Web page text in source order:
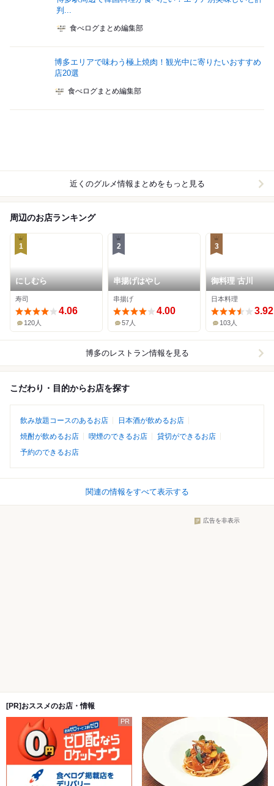
判...
食べログまとめ編集部
博多エリアで味わう極上焼肉！観光中に寄りたいおすすめ
店20選
食べログまとめ編集部
近くのグルメ情報まとめをもっと見る
周辺のお店ランキング
1
にしむら
寿司
4.06
120人
2
串揚げはやし
串揚げ
4.00
57人
3
御料理 古川
日本料理
3.92
103人
博多のレストラン情報を見る
こだわり・目的からお店を探す
飲み放題コースのあるお店
日本酒が飲めるお店
焼酎が飲めるお店
喫煙のできるお店
貸切ができるお店
予約のできるお店
関連の情報をすべて表示する
広告を非表示
[PR]おススメのお店・情報
PR